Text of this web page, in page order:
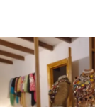
La emoción de
estado cinco años
PUEDE